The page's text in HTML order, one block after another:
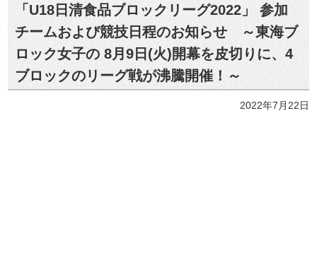
「U18日清食品ブロックリーグ2022」 参加
チームおよび競技日程のお知らせ ～東海ブ
ロック女子の 8月9日(火)開幕を皮切りに、4
ブロックのリーグ戦が沸騰開催！～
2022年7月22日